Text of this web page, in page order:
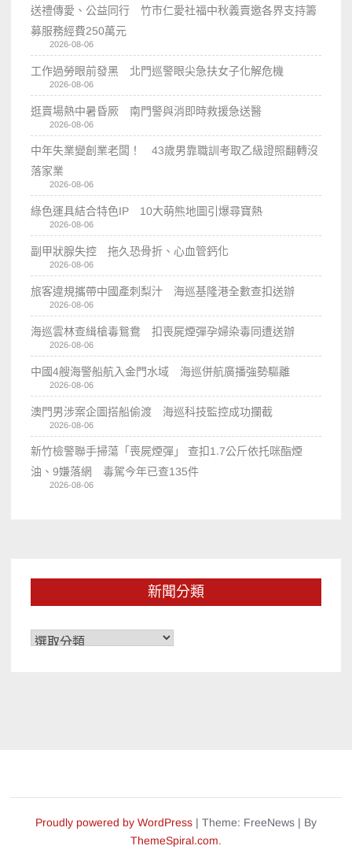
送禮傳愛、公益同行 竹市仁愛社福中秋義賣邀各界支持籌
募服務經費250萬元
2026-08-06
工作過勞眼前發黑 北門巡警眼尖急扶女子化解危機
2026-08-06
逛賣場熱中暑昏厥 南門警與消即時救援急送醫
2026-08-06
中年失業變創業老闆！ 43歲男靠職訓考取乙級證照翻轉沒
落家業
2026-08-06
綠色運具結合特色IP 10大萌熊地圖引爆尋寶熱
2026-08-06
副甲狀腺失控 拖久恐骨折、心血管鈣化
2026-08-06
旅客違規攜帶中國產刺梨汁 海巡基隆港全數查扣送辦
2026-08-06
海巡雲林查緝槍毒鴛鴦 扣喪屍煙彈孕婦染毒同遭送辦
2026-08-06
中國4艘海警船航入金門水域 海巡併航廣播強勢驅離
2026-08-06
澳門男涉案企圖搭船偷渡 海巡科技監控成功攔截
2026-08-06
新竹檢警聯手掃蕩「喪屍煙彈」 查扣1.7公斤依托咪酯煙
油、9嫌落網 毒駕今年已查135件
2026-08-06
新聞分類
新
Proudly powered by WordPress | Theme: FreeNews | By
ThemeSpiral.com.